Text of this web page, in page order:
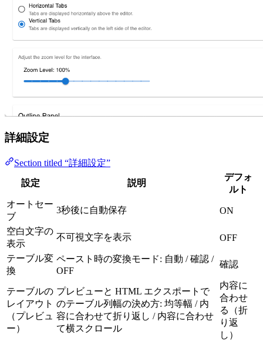
詳細設定
Section titled “詳細設定”
設定
説明
デフォ
ルト
オートセー
ブ
3秒後に自動保存 ON
空白文字の
表示
不可視文字を表示 OFF
テーブル変
換
ペースト時の変換モード: 自動 / 確認 /
OFF
確認
テーブルの
レイアウト
（プレビュ
ー）
プレビューと HTML エクスポートで
のテーブル列幅の決め方: 均等幅 / 内
容に合わせて折り返し / 内容に合わせ
て横スクロール
内容に
合わせ
る（折
り返
し）